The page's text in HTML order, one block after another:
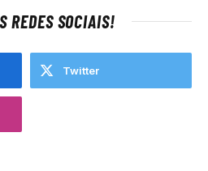
REDES SOCIAIS!
Twitter